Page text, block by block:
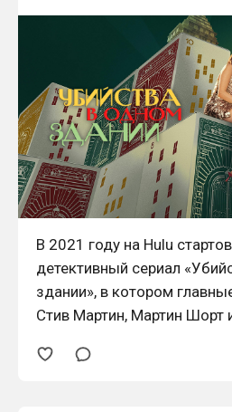
В 2021 году на Hulu
детективный сериал
здании», в котором
Стив Мартин, Мартин Шорт